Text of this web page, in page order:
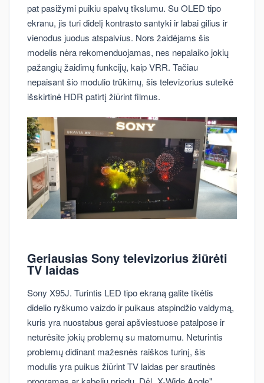
pat pasižymi puikiu spalvų tikslumu. Su OLED tipo
ekranu, jis turi didelį kontrasto santyki ir labai gilius ir
vienodus juodus atspalvius. Nors žaidėjams šis
modelis nėra rekomenduojamas, nes nepalaiko jokių
pažangių žaidimų funkcijų, kaip VRR. Tačiau
nepaisant šio modulio trūkimų, šis televizorius suteikė
išskirtinė HDR patirtį žiūrint filmus.
Geriausias Sony televizorius žiūrėti
TV laidas
Sony X95J. Turintis LED tipo ekraną galite tikėtis
didelio ryškumo vaizdo ir puikaus atspindžio valdymą,
kuris yra nuostabus gerai apšviestuose patalpose ir
neturėsite jokių problemų su matomumu. Neturintis
problemų didinant mažesnės raiškos turinį, šis
modulis yra puikus žiūrint TV laidas per srautinės